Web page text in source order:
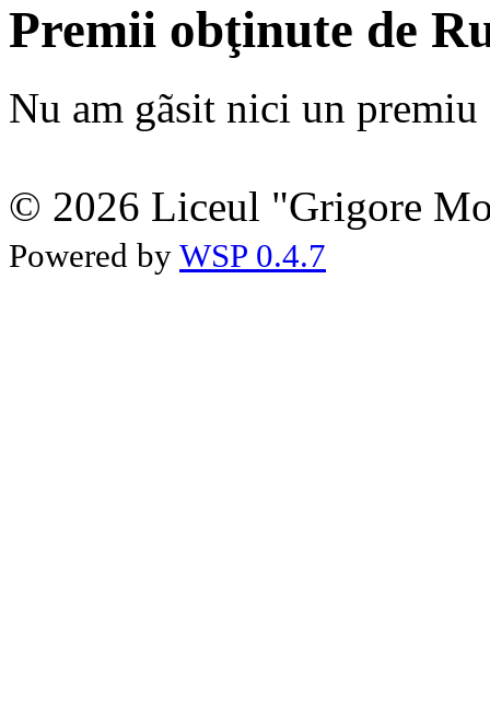
Premii obţinute de
Nu am gãsit nici un premiu
© 2026 Liceul "Grigore
Powered by WSP 0.4.7